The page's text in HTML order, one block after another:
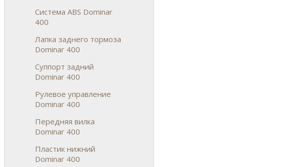
Система ABS Dominar
400
Лапка заднего тормоза
Dominar 400
Суппорт задний
Dominar 400
Рулевое управление
Dominar 400
Передняя вилка
Dominar 400
Пластик нижний
Dominar 400